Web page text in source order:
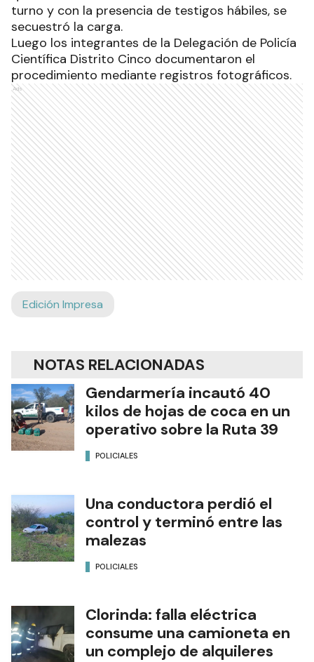
turno y con la presencia de testigos hábiles, se
secuestró la carga.
Luego los integrantes de la Delegación de Policía
Científica Distrito Cinco documentaron el
procedimiento mediante registros fotográficos.
Ads
Edición Impresa
NOTAS RELACIONADAS
Gendarmería incautó 40
kilos de hojas de coca en un
operativo sobre la Ruta 39
POLICIALES
Una conductora perdió el
control y terminó entre las
malezas
POLICIALES
Clorinda: falla eléctrica
consume una camioneta en
un complejo de alquileres